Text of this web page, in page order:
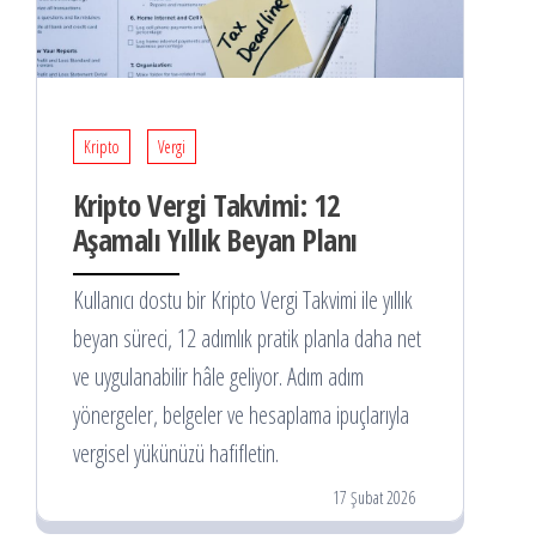
Kripto Vergi
Kripto Vergi Takvimi: 12
Aşamalı Yıllık Beyan Planı
Kullanıcı dostu bir Kripto Vergi Takvimi ile yıllık
beyan süreci, 12 adımlık pratik planla daha net
ve uygulanabilir hâle geliyor. Adım adım
yönergeler, belgeler ve hesaplama ipuçlarıyla
vergisel yükünüzü hafifletin.
17 Şubat 2026